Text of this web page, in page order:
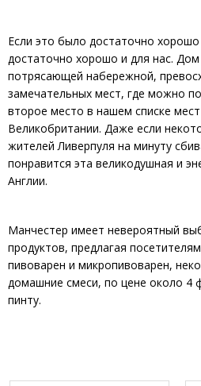
Если это было достаточно
достаточно хорошо и для нас. Дом
потрясающей набережной,
замечательных мест, где можно
второе место в нашем списке
Великобритании. Даже если
жителей Ливерпуля на минуту
понравится эта великодушная и
Англии.
Манчестер имеет невероятный
продуктов, предлагая
пивоварен и микропивоварен,
домашние смеси, по цене около 4
пинту.